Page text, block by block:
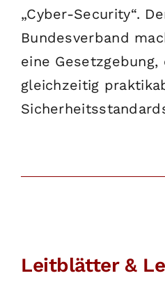
„Cyber-Security“.
Bundesverband
eine
gleichzeitig
Leitblätter &